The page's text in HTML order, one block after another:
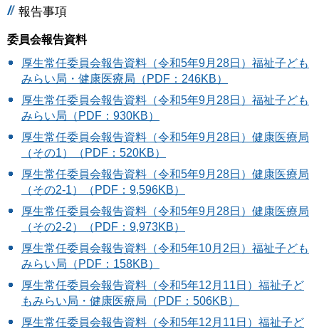
報告事項
委員会報告資料
厚生常任委員会報告資料（令和5年9月28日）福祉子ども
みらい局・健康医療局（PDF：246KB）
厚生常任委員会報告資料（令和5年9月28日）福祉子ども
みらい局（PDF：930KB）
厚生常任委員会報告資料（令和5年9月28日）健康医療局
（その1）（PDF：520KB）
厚生常任委員会報告資料（令和5年9月28日）健康医療局
（その2-1）（PDF：9,596KB）
厚生常任委員会報告資料（令和5年9月28日）健康医療局
（その2-2）（PDF：9,973KB）
厚生常任委員会報告資料（令和5年10月2日）福祉子ども
みらい局（PDF：158KB）
厚生常任委員会報告資料（令和5年12月11日）福祉子ど
もみらい局・健康医療局（PDF：506KB）
厚生常任委員会報告資料（令和5年12月11日）福祉子ど